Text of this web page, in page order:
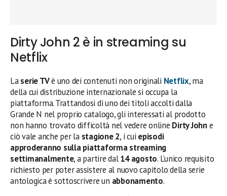
Dirty John 2 è in streaming su
Netflix
Laserie TVè uno dei contenuti non originali Netflix, ma
della cui distribuzione internazionale si occupa la
piattaforma. Trattandosi di uno dei titoli accolti dalla
Grande N nel proprio catalogo, gli interessati al prodotto
non hanno trovato difficoltà nel vedere online Dirty Johne
ciò vale anche per la stagione 2, i cui episodi
approderanno sulla piattaforma streaming
settimanalmente, a partire dal14 agosto. L’unico requisito
richiesto per poter assistere al nuovo capitolo della serie
antologica è sottoscrivere un abbonamento.